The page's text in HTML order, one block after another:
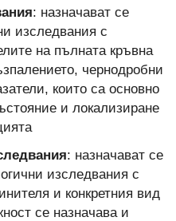
: назначават се
изследвания с
на пълната кръвна
чернодробни
които са основно
и локализиране
: назначават се
изследвания с
и конкретния вид
се назначава и